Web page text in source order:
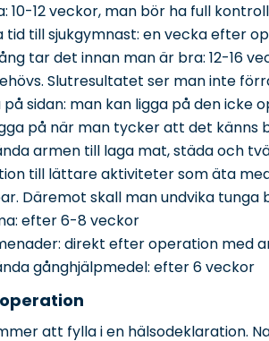
10-12 veckor, man bör ha full
tid till sjukgymnast: en vecka efter
tar det innan man är bra: 12-16
Slutresultatet ser man inte
på sidan: man kan ligga på den icke
på när man tycker att det känns
armen till laga mat, städa och
till lättare aktiviteter som äta
Däremot skall man undvika tunga
efter 6-8 veckor
direkt efter operation med
gånghjälpmedel: efter 6 veckor
att fylla i en hälsodeklaration.